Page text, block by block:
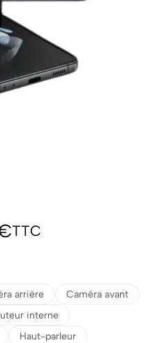
TTC
arrière
Caméra avant
interne
Haut-parleur